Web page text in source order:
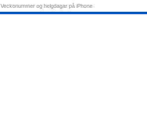
Veckonummer og helgdagar på iPhone